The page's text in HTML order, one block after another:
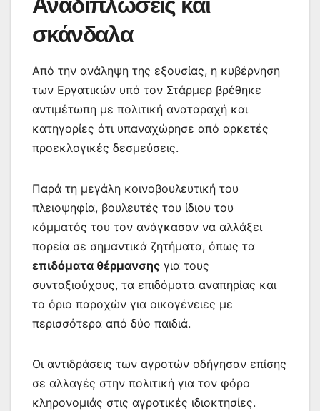
σκάνδαλα
Από την ανάληψη της εξουσίας, η κυβέρνηση
των Εργατικών υπό τον Στάρμερ βρέθηκε
αντιμέτωπη με πολιτική αναταραχή και
κατηγορίες ότι υπαναχώρησε από αρκετές
προεκλογικές δεσμεύσεις.
Παρά τη μεγάλη κοινοβουλευτική του
πλειοψηφία, βουλευτές του ίδιου του
κόμματός του τον ανάγκασαν να αλλάξει
πορεία σε σημαντικά ζητήματα, όπως τα
επιδόματα θέρμανσης για τους
συνταξιούχους, τα επιδόματα αναπηρίας και
το όριο παροχών για οικογένειες με
περισσότερα από δύο παιδιά.
Οι αντιδράσεις των αγροτών οδήγησαν επίσης
σε αλλαγές στην πολιτική για τον φόρο
κληρονομιάς στις αγροτικές ιδιοκτησίες.